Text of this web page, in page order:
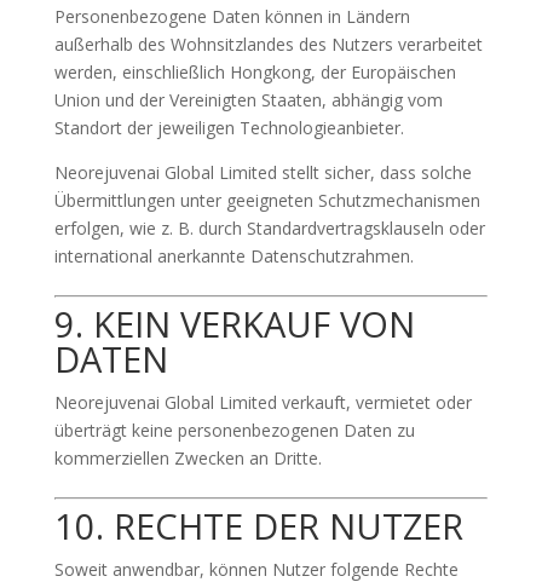
Personenbezogene Daten können in Ländern
außerhalb des Wohnsitzlandes des Nutzers verarbeitet
werden, einschließlich Hongkong, der Europäischen
Union und der Vereinigten Staaten, abhängig vom
Standort der jeweiligen Technologieanbieter.
Neorejuvenai Global Limited stellt sicher, dass solche
Übermittlungen unter geeigneten Schutzmechanismen
erfolgen, wie z. B. durch Standardvertragsklauseln oder
international anerkannte Datenschutzrahmen.
9. KEIN VERKAUF VON
DATEN
Neorejuvenai Global Limited verkauft, vermietet oder
überträgt keine personenbezogenen Daten zu
kommerziellen Zwecken an Dritte.
10. RECHTE DER NUTZER
Soweit anwendbar, können Nutzer folgende Rechte